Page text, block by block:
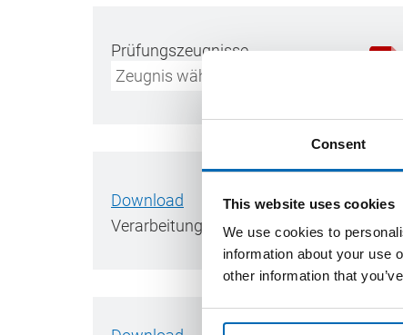
Consent
This website uses cookies
We use cookies to
information about your use
other information that
Prüfungszeugnisse
Zeugnis wählen
Download
Verarbeitungsanleitung